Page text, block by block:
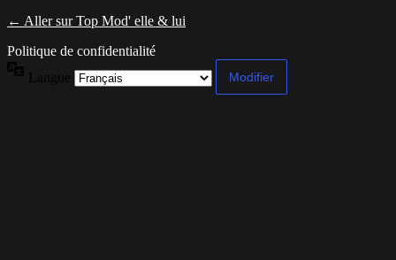
← Aller sur Top Mod' elle & lui
Politique de confidentialité
Langue